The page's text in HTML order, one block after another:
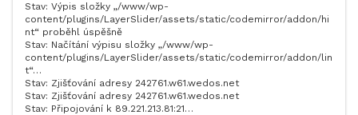
Stav: Výpis složky „/www/wp-
content/plugins/LayerSlider/assets/static/codemirror/addon/hi
nt“ proběhl úspěšně
Stav: Načítání výpisu složky „/www/wp-
content/plugins/LayerSlider/assets/static/codemirror/addon/lin
t“…
Stav: Zjišťování adresy 242761.w61.wedos.net
Stav: Zjišťování adresy 242761.w61.wedos.net
Stav: Připojování k 89.221.213.81:21…